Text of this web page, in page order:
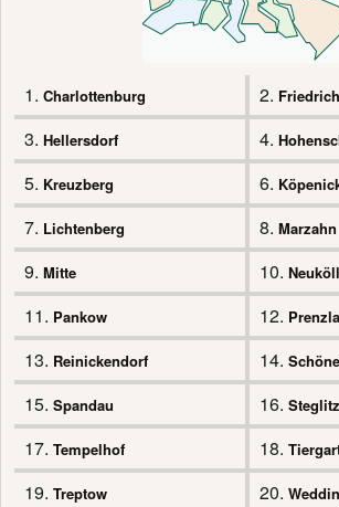
1. Charlottenburg 2.
3. Hellersdorf 4.
5. Kreuzberg 6.
7. Lichtenberg 8. Marzahn
9. Mitte 10.
11. Pankow 12.
13. Reinickendorf 14.
15. Spandau 16. Steglitz
17. Tempelhof 18.
19. Treptow 20.